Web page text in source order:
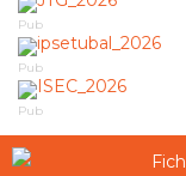
Pub
Pub
Pub